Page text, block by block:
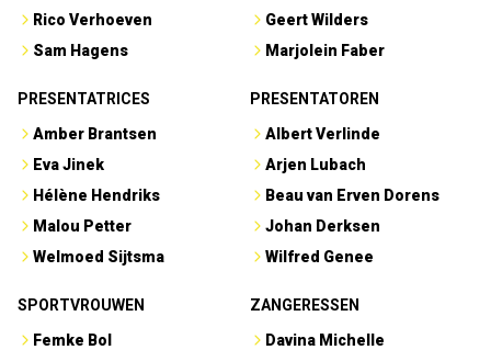
Rico Verhoeven
Sam Hagens
Geert Wilders
Marjolein Faber
PRESENTATRICES
Amber Brantsen
Eva Jinek
Hélène Hendriks
Malou Petter
Welmoed Sijtsma
PRESENTATOREN
Albert Verlinde
Arjen Lubach
Beau van Erven Dorens
Johan Derksen
Wilfred Genee
SPORTVROUWEN
Femke Bol
ZANGERESSEN
Davina Michelle